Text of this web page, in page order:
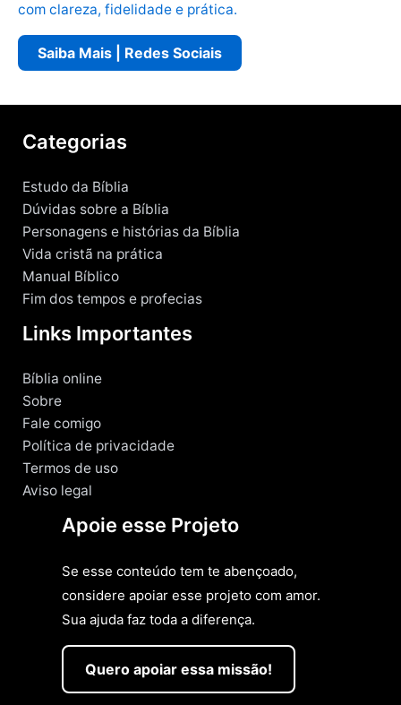
com clareza, fidelidade e prática.
Saiba Mais | Redes Sociais
Categorias
Estudo da Bíblia
Dúvidas sobre a Bíblia
Personagens e histórias da Bíblia
Vida cristã na prática
Manual Bíblico
Fim dos tempos e profecias
Links Importantes
Bíblia online
Sobre
Fale comigo
Política de privacidade
Termos de uso
Aviso legal
Apoie esse Projeto
Se esse conteúdo tem te abençoado,
considere apoiar esse projeto com amor.
Sua ajuda faz toda a diferença.
Quero apoiar essa missão!